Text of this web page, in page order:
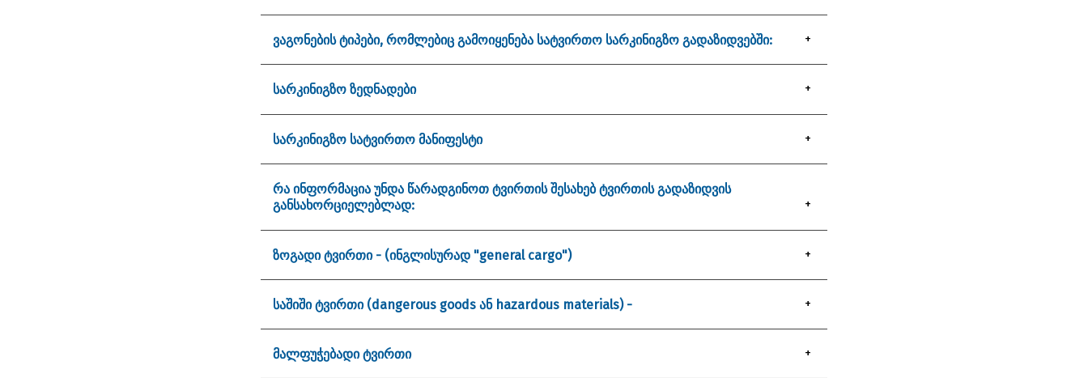
ვაგონების ტიპები, რომლებიც გამოიყენება სატვირთო სარკინიგზო გადაზიდვებში:
სარკინიგზო ზედნადები
სარკინიგზო სატვირთო მანიფესტი
რა ინფორმაცია უნდა წარადგინოთ ტვირთის შესახებ ტვირთის გადაზიდვის
განსახორციელებლად:
ზოგადი ტვირთი - (ინგლისურად "general cargo")
საშიში ტვირთი (dangerous goods ან hazardous materials) -
მალფუჭებადი ტვირთი